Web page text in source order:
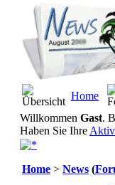
Home
Willkommen Gast.
Haben Sie Ihre
Home > News (